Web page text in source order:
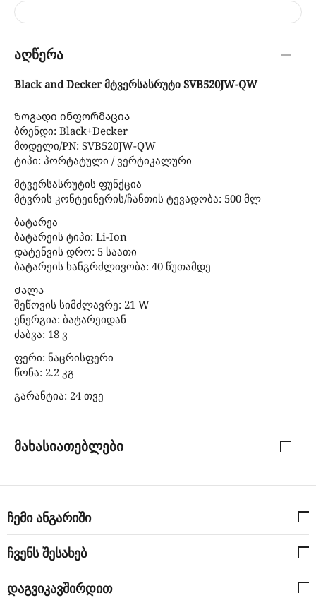
აღწერა
Black and Decker მტვერსასრუტი SVB520JW-QW
Ზოგადი ინფორმაცია
ბრენდი: Black+Decker
მოდელი/PN: SVB520JW-QW
ტიპი: პორტატული / ვერტიკალური
მტვერსასრუტის ფუნქცია
მტვრის კონტეინერის/ჩანთის ტევადობა: 500 მლ
ბატარეა
ბატარეის ტიპი: Li-Ion
დატენვის დრო: 5 საათი
ბატარეის ხანგრძლივობა: 40 წუთამდე
Ძალა
შეწოვის სიმძლავრე: 21 W
ენერგია: ბატარეიდან
ძაბვა: 18 ვ
ფერი: ნაცრისფერი
წონა: 2.2 კგ
გარანტია: 24 თვე
მახასიათებლები
ჩემი ანგარიში
ჩვენს შესახებ
დაგვიკავშირდით